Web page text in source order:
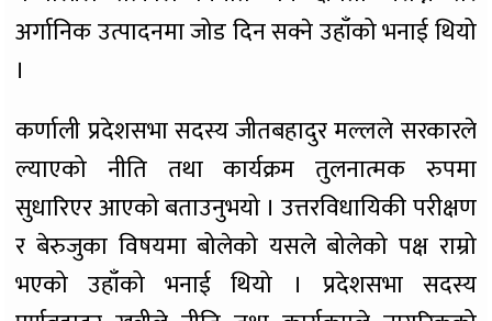
अर्गानिक उत्पादनमा जोड दिन सक्ने उहाँको भनाई थियो
।
कर्णाली प्रदेशसभा सदस्य जीतबहादुर मल्लले सरकारले
ल्याएको नीति तथा कार्यक्रम तुलनात्मक रुपमा
सुधारिएर आएको बताउनुभयो । उत्तरविधायिकी परीक्षण
र बेरुजुका विषयमा बोलेको यसले बोलेको पक्ष राम्रो
भएको उहाँको भनाई थियो । प्रदेशसभा सदस्य